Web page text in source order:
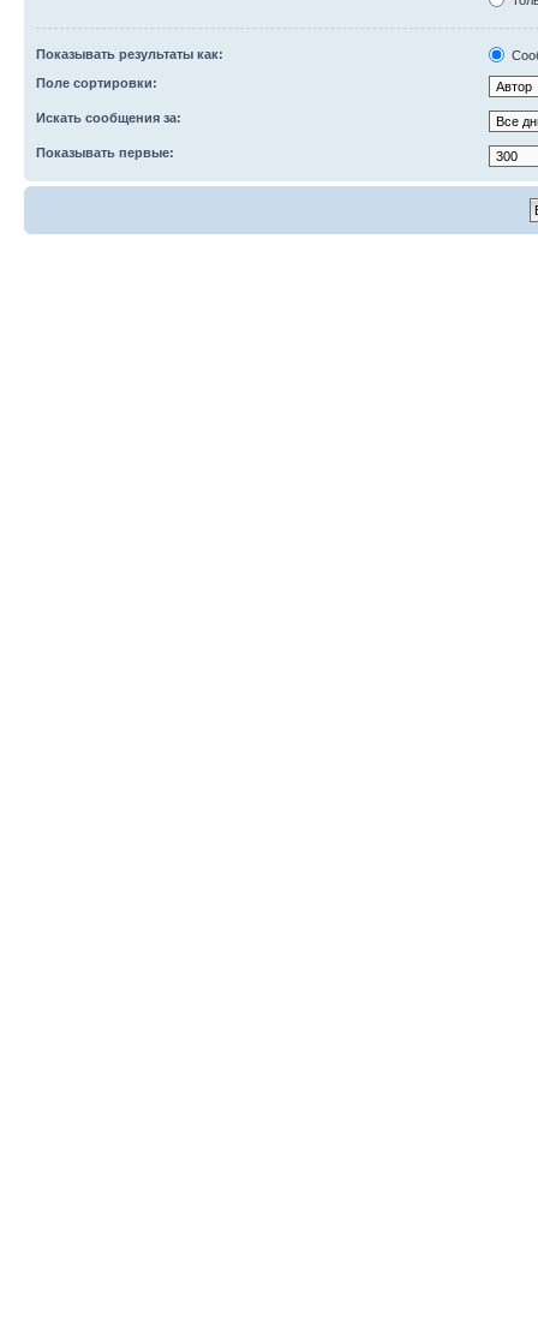
Показывать результаты как:
Поле сортировки:
Искать сообщения за:
Показывать первые: